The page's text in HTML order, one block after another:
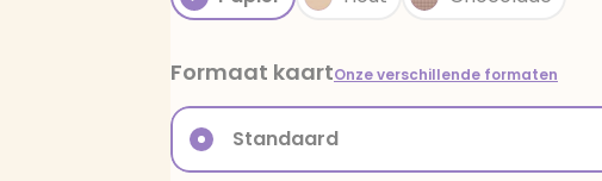
Formaat kaartOnze verschillende formaten
Standaard